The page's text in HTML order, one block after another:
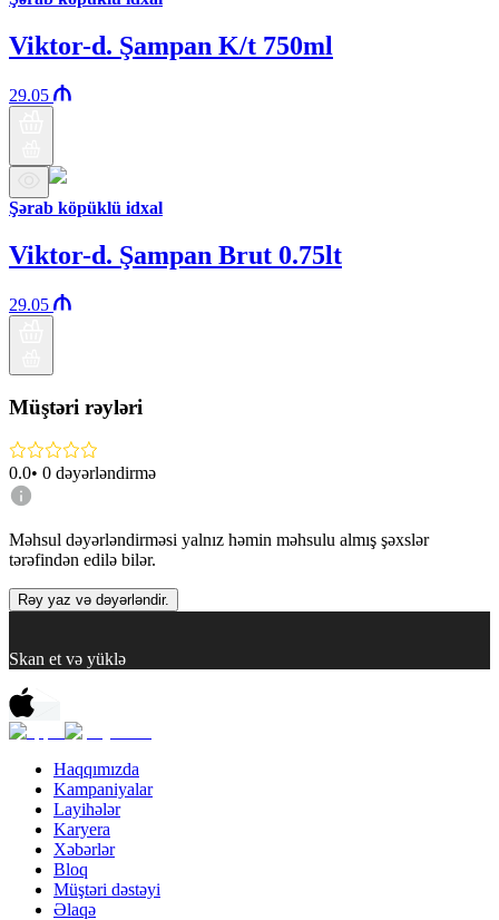
Viktor-d. Şampan K/t 750ml
29.05
Şərab köpüklü idxal
Viktor-d. Şampan Brut 0.75lt
29.05
Müştəri rəyləri
0.0• 0 dəyərləndirmə
Məhsul dəyərləndirməsi yalnız həmin məhsulu almış şəxslər
tərəfindən edilə bilər.
Rəy yaz və dəyərləndir.
Skan et və yüklə
Haqqımızda
Kampaniyalar
Layihələr
Karyera
Xəbərlər
Bloq
Müştəri dəstəyi
Əlaqə